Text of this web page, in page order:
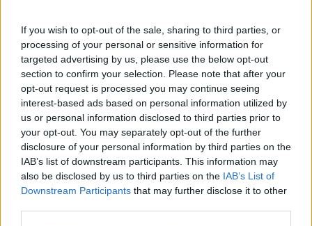
If you wish to opt-out of the sale, sharing to third parties, or
processing of your personal or sensitive information for
targeted advertising by us, please use the below opt-out
section to confirm your selection. Please note that after your
opt-out request is processed you may continue seeing
interest-based ads based on personal information utilized by
us or personal information disclosed to third parties prior to
your opt-out. You may separately opt-out of the further
disclosure of your personal information by third parties on the
IAB’s list of downstream participants. This information may
also be disclosed by us to third parties on the IAB’s List of
Downstream Participants that may further disclose it to other